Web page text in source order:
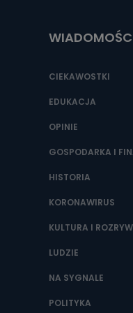
Jakie
Państwa (lub
źródeł
oraz partnerzy
Jak
Można to
CIEKAWOSTKI
EDUKACJA
OPINIE
GOSPODARKA I
HISTORIA
KORONAWIRUS
KULTURA I
LUDZIE
NA SYGNALE
POLITYKA